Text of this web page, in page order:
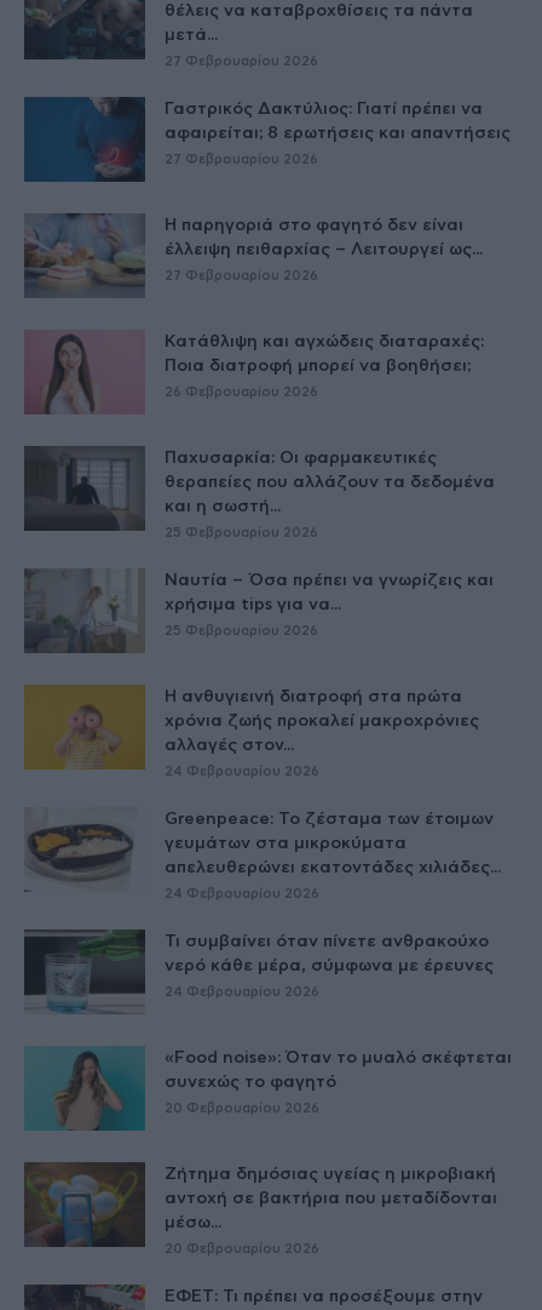
θέλεις να καταβροχθίσεις τα πάντα
μετά...
27 Φεβρουαρίου 2026
Γαστρικός Δακτύλιος: Γιατί πρέπει να
αφαιρείται; 8 ερωτήσεις και απαντήσεις
27 Φεβρουαρίου 2026
Η παρηγοριά στο φαγητό δεν είναι
έλλειψη πειθαρχίας – Λειτουργεί ως...
27 Φεβρουαρίου 2026
Κατάθλιψη και αγχώδεις διαταραχές:
Ποια διατροφή μπορεί να βοηθήσει;
26 Φεβρουαρίου 2026
Παχυσαρκία: Οι φαρμακευτικές
θεραπείες που αλλάζουν τα δεδομένα
και η σωστή...
25 Φεβρουαρίου 2026
Ναυτία – Όσα πρέπει να γνωρίζεις και
χρήσιμα tips για να...
25 Φεβρουαρίου 2026
Η ανθυγιεινή διατροφή στα πρώτα
χρόνια ζωής προκαλεί μακροχρόνιες
αλλαγές στον...
24 Φεβρουαρίου 2026
Greenpeace: Το ζέσταμα των έτοιμων
γευμάτων στα μικροκύματα
απελευθερώνει εκατοντάδες χιλιάδες...
24 Φεβρουαρίου 2026
Τι συμβαίνει όταν πίνετε ανθρακούχο
νερό κάθε μέρα, σύμφωνα με έρευνες
24 Φεβρουαρίου 2026
«Food noise»: Όταν το μυαλό σκέφτεται
συνεχώς το φαγητό
20 Φεβρουαρίου 2026
Ζήτημα δημόσιας υγείας η μικροβιακή
αντοχή σε βακτήρια που μεταδίδονται
μέσω...
20 Φεβρουαρίου 2026
ΕΦΕΤ: Τι πρέπει να προσέξουμε στην